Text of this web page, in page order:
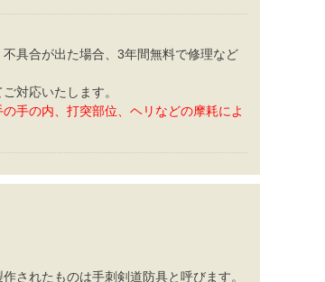
具合が出た場合、3年間無料で修理など
対応いたします。
手の内、打突部位、ヘリなどの摩耗によ
されたものは手刺剣道防具と呼びます。